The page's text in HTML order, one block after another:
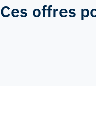
Ces offres